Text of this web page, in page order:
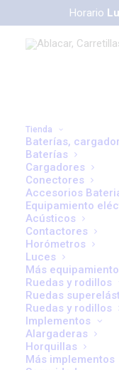
Horario
Tienda
Baterías,
Baterías
Cargadores
Conectores
Accesorios
Equipamiento
Acústicos
Contactores
Horómetros
Luces
Más equipamiento
Ruedas y rodillos
Ruedas
Ruedas y rodillos
Implementos
Alargaderas
Horquillas
Más implementos
KIT